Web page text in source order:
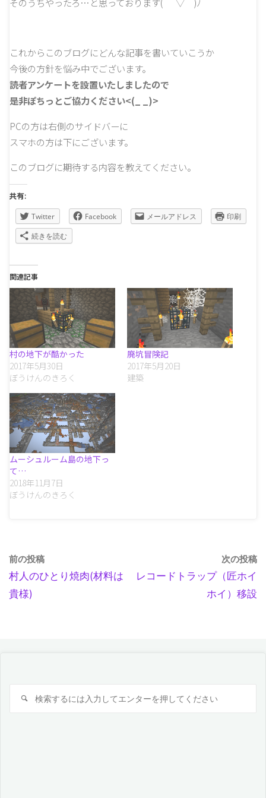
これからこのブログにどんな記事を書いていこうか
今後の方針を悩み中でございます。
読者アンケートを設置いたしましたので
是非ぽちっとご協力ください<(_ _)>
PCの方は右側のサイドバーに
スマホの方は下にございます。
このブログに期待する内容を教えてください。
共有:
Twitter Facebook メールアドレス
印刷
続きを読む
関連記事
村の地下が酷かった
2017年5月30日
ぼうけんのきろく
廃坑冒険記
2017年5月20日
建築
ムーシュルーム島の地下っ
て…
2018年11月7日
ぼうけんのきろく
前の投稿
村人のひとり焼肉(材料は
貴様)
次の投稿
レコードトラップ（匠ホイ
ホイ）移設
検